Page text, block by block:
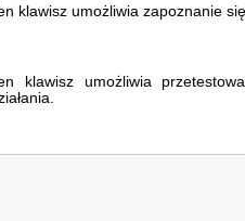
klawisz umożliwia zapoznanie
klawisz umożliwia